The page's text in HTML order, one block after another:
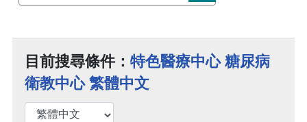
目前搜尋條件： 特色醫療中心 糖尿病
衛教中心 繁體中文